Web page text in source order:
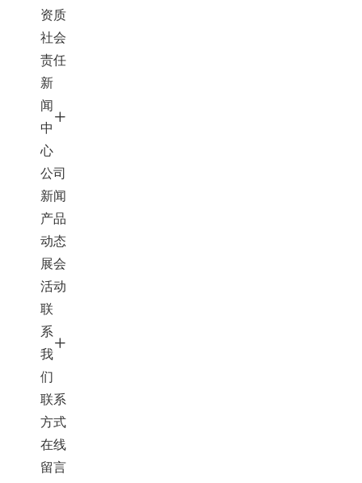
资质
社会
责任
新
闻
中
心
公司
新闻
产品
动态
展会
活动
联
系
我
们
联系
方式
在线
留言